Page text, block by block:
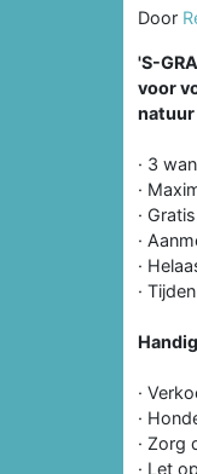
Door
'S-
voor
natuur
· 3
·
·
·
·
·
·
·
· Zorg
· Let